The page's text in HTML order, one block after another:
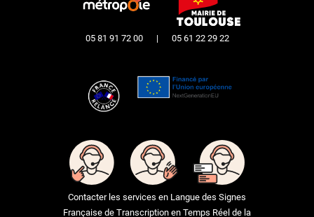
05 81 91 72 00 | 05 61 22 29 22
Contacter les services en Langue des Signes
Française de Transcription en Temps Réel de la